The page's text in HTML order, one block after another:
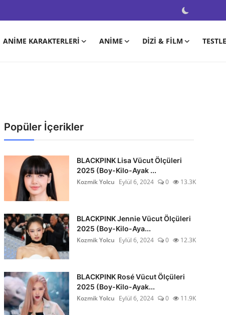
ANIME KARAKTERLERI ANIME DIZI & FILM
Popüler İçerikler
BLACKPINK Lisa Vücut Ölçüleri
2025 (Boy-Kilo-Ayak ...
Kozmik Yolcu Eylül 6, 2024 0 13.3K
BLACKPINK Jennie Vücut Ölçüleri
2025 (Boy-Kilo-Aya...
Kozmik Yolcu Eylül 6, 2024 0 12.3K
BLACKPINK Rosé Vücut Ölçüleri
2025 (Boy-Kilo-Ayak...
Kozmik Yolcu Eylül 6, 2024 0 11.9K